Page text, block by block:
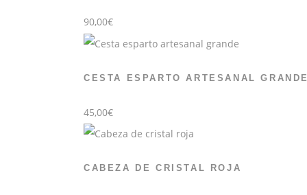
90,00€
CESTA ESPARTO ARTESANAL GRANDE
45,00€
CABEZA DE CRISTAL ROJA